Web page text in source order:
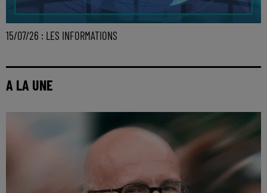
15/07/26 : LES INFORMATIONS
A LA UNE